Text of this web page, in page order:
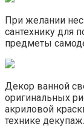
При желании
сантехнику для
предметы
Декор ванной
оригинальных
акриловой
технике декупаж.